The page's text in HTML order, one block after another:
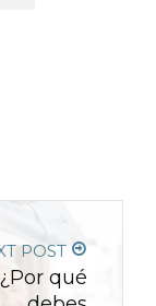
POST
¿Por qué